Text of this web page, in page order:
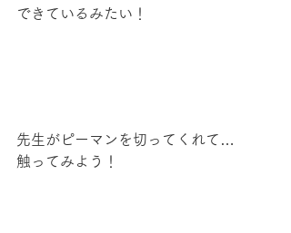
できているみたい！
先生がピーマンを切ってくれて…
触ってみよう！